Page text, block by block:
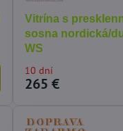
Vitrína s
sosna nordická/
WS
10 dní
265 €